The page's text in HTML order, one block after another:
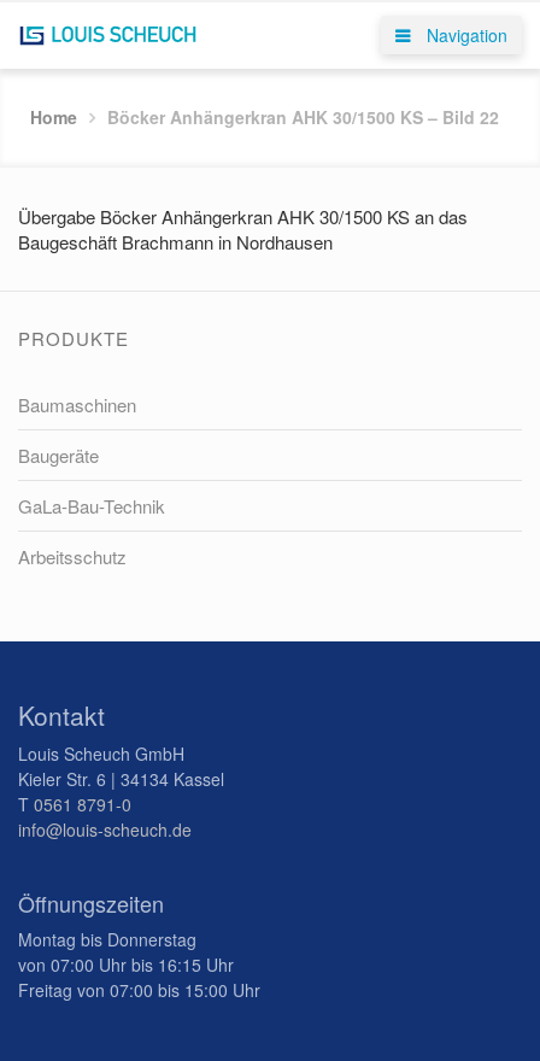
Navigation
Home Böcker Anhängerkran AHK 30/1500 KS – Bild 22
Übergabe Böcker Anhängerkran AHK 30/1500 KS an das
Baugeschäft Brachmann in Nordhausen
PRODUKTE
Baumaschinen
Baugeräte
GaLa-Bau-Technik
Arbeitsschutz
Kontakt
Louis Scheuch GmbH
Kieler Str. 6 | 34134 Kassel
T 0561 8791-0
info@louis-scheuch.de
Öffnungszeiten
Montag bis Donnerstag
von 07:00 Uhr bis 16:15 Uhr
Freitag von 07:00 bis 15:00 Uhr